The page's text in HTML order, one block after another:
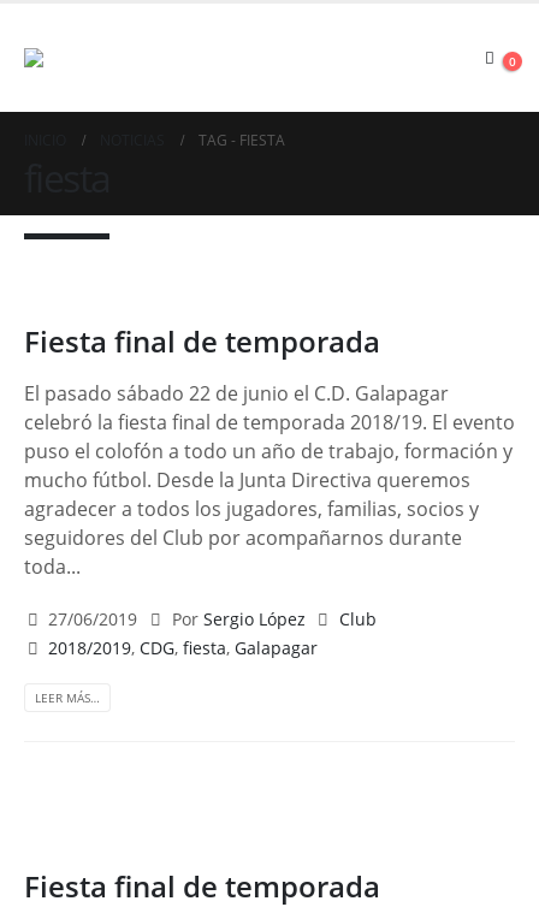
0
TAG - FIESTA
Fiesta final de temporada
El pasado sábado 22 de junio el C.D. Galapagar
celebró la fiesta final de temporada 2018/19. El evento
puso el colofón a todo un año de trabajo, formación y
mucho fútbol. Desde la Junta Directiva queremos
agradecer a todos los jugadores, familias, socios y
seguidores del Club por acompañarnos durante
toda...
27/06/2019 Por Sergio López
Club
2018/2019,CDG,fiesta,Galapagar
LEER MÁS…
Fiesta final de temporada